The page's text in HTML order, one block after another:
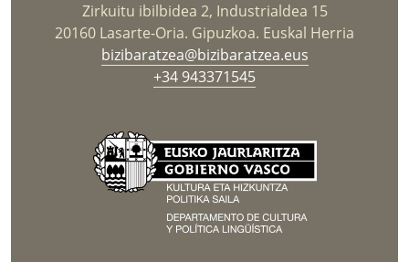
Zirkuitu ibilbidea 2, Industrialdea 15
20160 Lasarte-Oria. Gipuzkoa. Euskal Herria
bizibaratzea@bizibaratzea.eus
+34 943371545